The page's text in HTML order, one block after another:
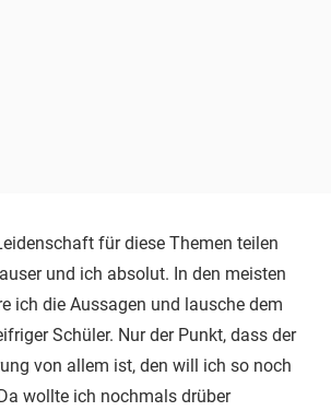
für diese Themen teilen
und ich absolut. In den meisten
ich die Aussagen und lausche dem
Schüler. Nur der Punkt, dass der
von allem ist, den will ich so noch
wollte ich nochmals drüber